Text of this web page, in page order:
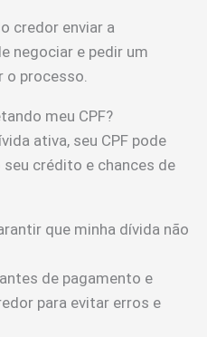
credor enviar a
negociar e pedir um
o processo.
meu CPF?
ativa, seu CPF pode
crédito e chances de
que minha dívida não
de pagamento e
para evitar erros e